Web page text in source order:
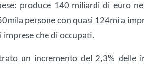
produce 140 miliardi di euro
persone con quasi 124mila
che di occupati.
un incremento del 2,3% delle